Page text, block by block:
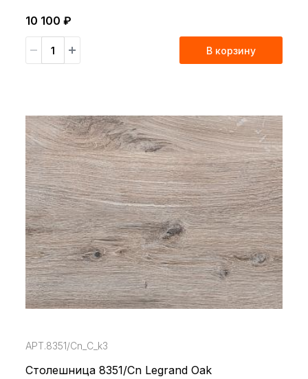
10 100 ₽
В корзину
АРТ.8351/Cn_С_k3
Столешница 8351/Cn Legrand Oak